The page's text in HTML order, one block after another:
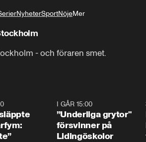
NyheterSportNöjeMer
- och föraren smet.
I GÅR 15:00
”Underliga grytor"
försvinner på
Lidingöskolor